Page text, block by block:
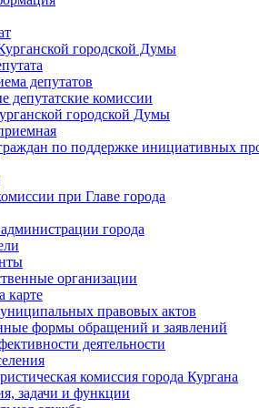
городской Думы
депутатов
депутатские комиссии
городской Думы
по поддержке инициативных
при Главе города
города
организации
карте
правовых актов
формы обращений и заявлений
деятельности
комиссия города Кургана
задачи и функции